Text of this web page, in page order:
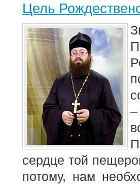
Цель
сердце той
потому, нам